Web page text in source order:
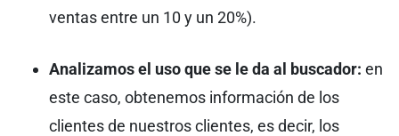
ventas entre un 10 y un 20%).
Analizamos el uso que se le da al buscador: en
este caso, obtenemos información de los
clientes de nuestros clientes, es decir, los